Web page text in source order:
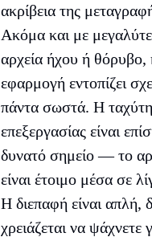
ακρίβεια της
Ακόμα και με
αρχεία ήχου ή θόρυβο,
εφαρμογή εντοπίζει
πάντα σωστά. Η
επεξεργασίας είναι
δυνατό σημείο — το
είναι έτοιμο μέσα σε
Η διεπαφή είναι απλή,
χρειάζεται να ψάχνετε